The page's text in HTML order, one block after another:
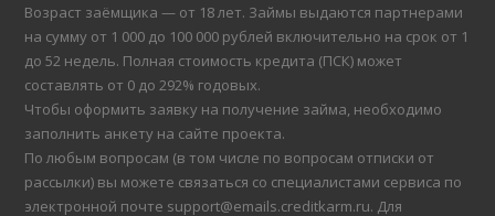
Возраст заёмщика — от 18 лет. Займы выдаются партнерами
на сумму от 1 000 до 100 000 рублей включительно на срок от 1
до 52 недель. Полная стоимость кредита (ПСК) может
составлять от 0 до 292% годовых.
Чтобы оформить заявку на получение займа, необходимо
заполнить анкету на сайте проекта.
По любым вопросам (в том числе по вопросам отписки от
рассылки) вы можете связаться со специалистами сервиса по
электронной почте support@emails.creditkarm.ru. Для